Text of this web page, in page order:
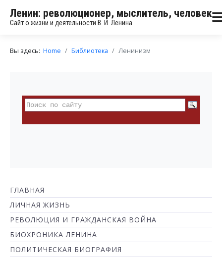
Ленин: революционер, мыслитель, человек
Сайт о жизни и деятельности В. И. Ленина
Вы здесь: Home Библиотека Ленинизм
ГЛАВНАЯ
ЛИЧНАЯ ЖИЗНЬ
РЕВОЛЮЦИЯ И ГРАЖДАНСКАЯ ВОЙНА
БИОХРОНИКА ЛЕНИНА
ПОЛИТИЧЕСКАЯ БИОГРАФИЯ